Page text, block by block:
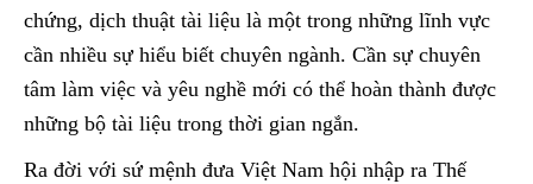
chứng, dịch thuật tài liệu là một trong những lĩnh vực
cần nhiều sự hiểu biết chuyên ngành. Cần sự chuyên
tâm làm việc và yêu nghề mới có thể hoàn thành được
những bộ tài liệu trong thời gian ngắn.
Ra đời với sứ mệnh đưa Việt Nam hội nhập ra Thế